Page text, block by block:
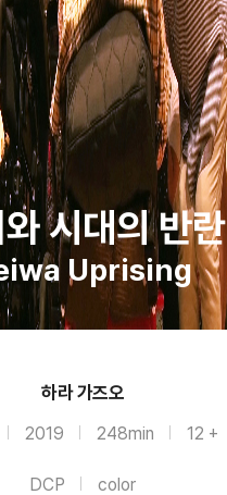
시대의 반란
Uprising
하라 가즈오
2019 248min 12 +
DCP color